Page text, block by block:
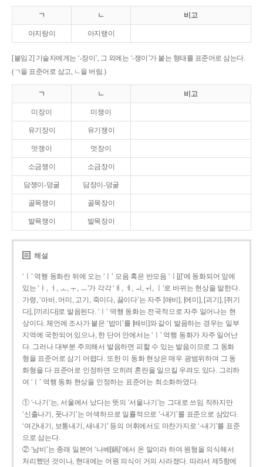
ㄱ ㄴ 비고
아지랑이 아지랭이
[붙임 2] 기술자에게는 ‘-장이’, 그 외에는 ‘-쟁이’가 붙는 형태를 표준어로 삼는다.
(ㄱ을 표준어로 삼고, ㄴ을 버림.)
ㄱ ㄴ 비고
미장이 미쟁이
유기장이 유기쟁이
멋쟁이 멋장이
소금쟁이 소금장이
담쟁이-덩굴 담장이-덩굴
골목쟁이 골목장이
발목쟁이 발목장이
해설
‘ㅣ’ 역행 동화란 뒤에 오는 ‘ㅣ’ 모음 혹은 반모음 ‘ㅣ[j]’에 동화되어 앞에
있는 ‘ㅏ, ㅓ, ㅗ, ㅜ, ㅡ’가 각각 ‘ㅐ, ㅔ, ㅚ, ㅟ, ㅣ’로 바뀌는 현상을 말한다.
가령, ‘아비, 어미, 고기, 죽이다, 끓이다’는 자주 [애비], [에미], [괴기], [쥐기
다], [끼리다]로 발음된다. ‘ㅣ’ 역행 동화는 전국적으로 자주 일어나는 현
상이다. 체언에 조사가 붙은 ‘밥이’를 [배비]와 같이 발음하는 경우는 일부
지역에 국한되어 있으나, 한 단어 안에서는 ‘ㅣ’ 역행 동화가 자주 일어난
다. 그러나 대부분 주의해서 발음하면 피할 수 있는 발음이므로 그 동화
형을 표준어로 삼기 어렵다. 또한 이 동화 현상은 매우 광범위하여 그 동
화형을 다 표준어로 인정하면 오히려 혼란을 일으킬 우려도 있다. 그리하
여 ‘ㅣ’ 역행 동화 현상을 인정하는 표준어는 최소화하였다.
① ‘-나기’는, 서울에서 났다는 뜻의 ‘서울나기’는 그대로 쓰임 직하지만
‘신출나기, 풋나기’는 어색하므로 일률적으로 ‘-내기’를 표준으로 삼았다.
‘여간내기, 보통내기, 새내기’ 등의 어휘에서도 마찬가지로 ‘-내기’를 표준
으로 삼는다.
② ‘남비’는 종래 일본어 ‘나베[鍋]’에서 온 말이라 하여 원형을 의식해서
처리했던 것이나, 현대에는 어원 의식이 거의 사라졌다. 따라서 제5항에